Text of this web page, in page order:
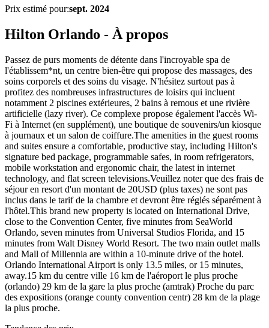
Prix estimé pour:sept. 2024
Hilton Orlando - À propos
Passez de purs moments de détente dans l'incroyable spa de
l'établissem*nt, un centre bien-être qui propose des massages, des
soins corporels et des soins du visage. N'hésitez surtout pas à
profitez des nombreuses infrastructures de loisirs qui incluent
notamment 2 piscines extérieures, 2 bains à remous et une rivière
artificielle (lazy river). Ce complexe propose également l'accès Wi-
Fi à Internet (en supplément), une boutique de souvenirs/un kiosque
à journaux et un salon de coiffure.The amenities in the guest rooms
and suites ensure a comfortable, productive stay, including Hilton's
signature bed package, programmable safes, in room refrigerators,
mobile workstation and ergonomic chair, the latest in internet
technology, and flat screen televisions.Veuillez noter que des frais de
séjour en resort d'un montant de 20USD (plus taxes) ne sont pas
inclus dans le tarif de la chambre et devront être réglés séparément à
l'hôtel.This brand new property is located on International Drive,
close to the Convention Center, five minutes from SeaWorld
Orlando, seven minutes from Universal Studios Florida, and 15
minutes from Walt Disney World Resort. The two main outlet malls
and Mall of Millennia are within a 10-minute drive of the hotel.
Orlando International Airport is only 13.5 miles, or 15 minutes,
away.15 km du centre ville 16 km de l'aéroport le plus proche
(orlando) 29 km de la gare la plus proche (amtrak) Proche du parc
des expositions (orange county convention centr) 28 km de la plage
la plus proche.